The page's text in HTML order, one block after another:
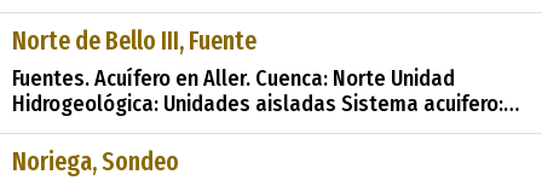
Sistema acuifero: Acuífero aislado (00.01.01.00.00)
Toponimia: Fuente de Nonide Cota: 760 Naturaleza:
Manantial Uso: Abastecimiento a núcleos urbanos
Perímetro: No se sabe Nota: Si no
Norte de Bello III, Fuente
Fuentes. Acuífero en Aller. Cuenca: Norte Unidad
Hidrogeológica: Unidades aisladas Sistema acuifero:
Acuífero aislado Toponimia: Fuente al N de Bello Cota:
812 Naturaleza: Manantial Uso: Fuente pública
Perímetro: No se sabe Nota: Si no hay ninguna
Noriega, Sondeo